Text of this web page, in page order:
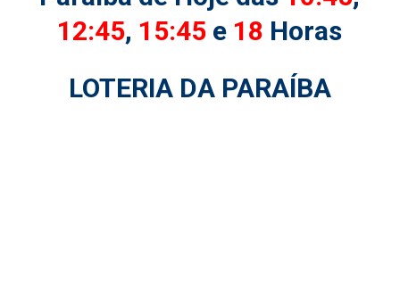
12:45, 15:45 e 18 Horas
LOTERIA DA PARAÍBA